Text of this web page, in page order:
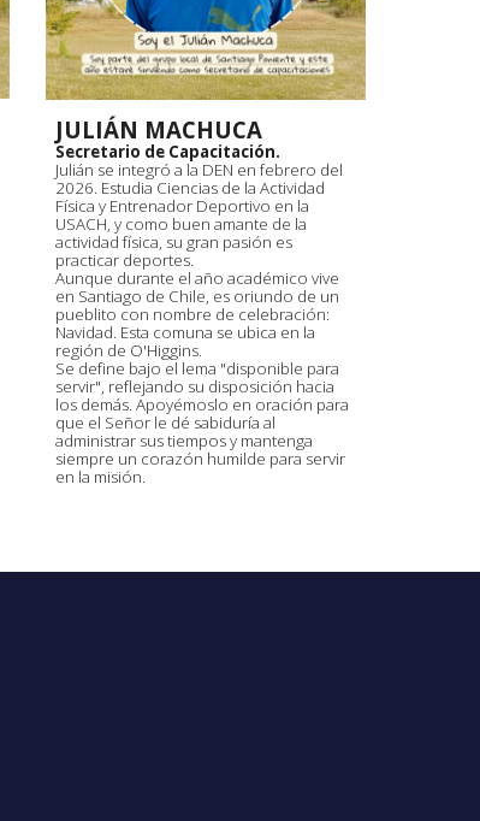
JULIÁN MACHUCA
Secretario de Capacitación.
Julián se integró a la DEN en febrero del
2026. Estudia Ciencias de la Actividad
Física y Entrenador Deportivo en la
USACH, y como buen amante de la
actividad física, su gran pasión es
practicar deportes.
Aunque durante el año académico vive
en Santiago de Chile, es oriundo de un
pueblito con nombre de celebración:
Navidad. Esta comuna se ubica en la
región de O'Higgins.
Se define bajo el lema "disponible para
servir", reflejando su disposición hacia
los demás. Apoyémoslo en oración para
que el Señor le dé sabiduría al
administrar sus tiempos y mantenga
siempre un corazón humilde para servir
en la misión.